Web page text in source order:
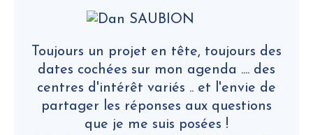
Toujours un projet en tête, toujours des
dates cochées sur mon agenda .... des
centres d'intérêt variés .. et l'envie de
partager les réponses aux questions
que je me suis posées !